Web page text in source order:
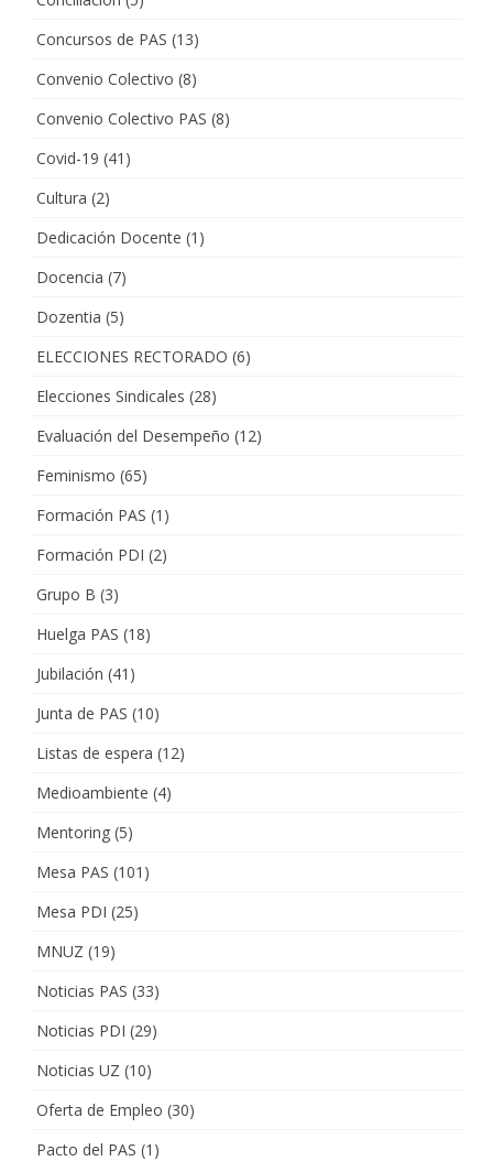
Concursos de PAS (13)
Convenio Colectivo (8)
Convenio Colectivo PAS (8)
Covid-19 (41)
Cultura (2)
Dedicación Docente (1)
Docencia (7)
Dozentia (5)
ELECCIONES RECTORADO (6)
Elecciones Sindicales (28)
Evaluación del Desempeño (12)
Feminismo (65)
Formación PAS (1)
Formación PDI (2)
Grupo B (3)
Huelga PAS (18)
Jubilación (41)
Junta de PAS (10)
Listas de espera (12)
Medioambiente (4)
Mentoring (5)
Mesa PAS (101)
Mesa PDI (25)
MNUZ (19)
Noticias PAS (33)
Noticias PDI (29)
Noticias UZ (10)
Oferta de Empleo (30)
Pacto del PAS (1)